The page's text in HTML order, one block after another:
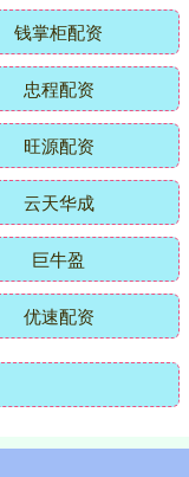
钱掌柜配资
忠程配资
旺源配资
云天华成
巨牛盈
优速配资